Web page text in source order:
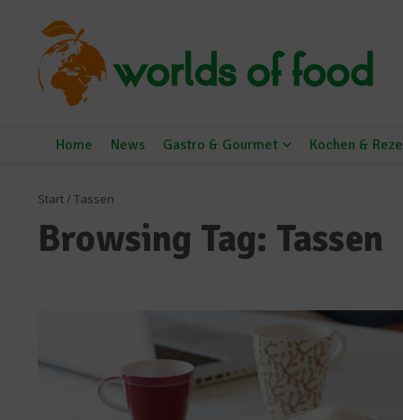
Home News Gastro & Gourmet Kochen &
Start/ Tassen
Browsing Tag: Tassen